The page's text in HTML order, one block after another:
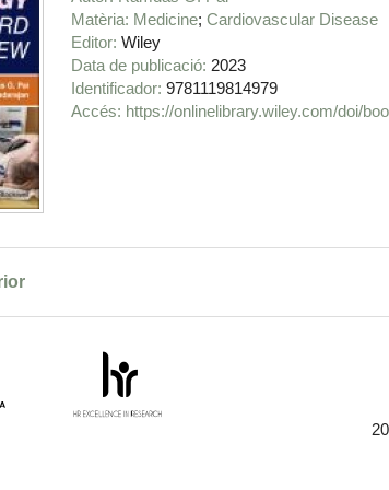
Matèria Medicine Cardiovascular Disease
Editor Wiley
Data de publicació 2023
Identificador 9781119814979
https://onlinelibrary.wiley.com/doi/
d'Excel·lència